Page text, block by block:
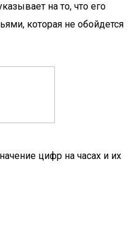
на то, что его
которая не обойдется
цифр на часах и их